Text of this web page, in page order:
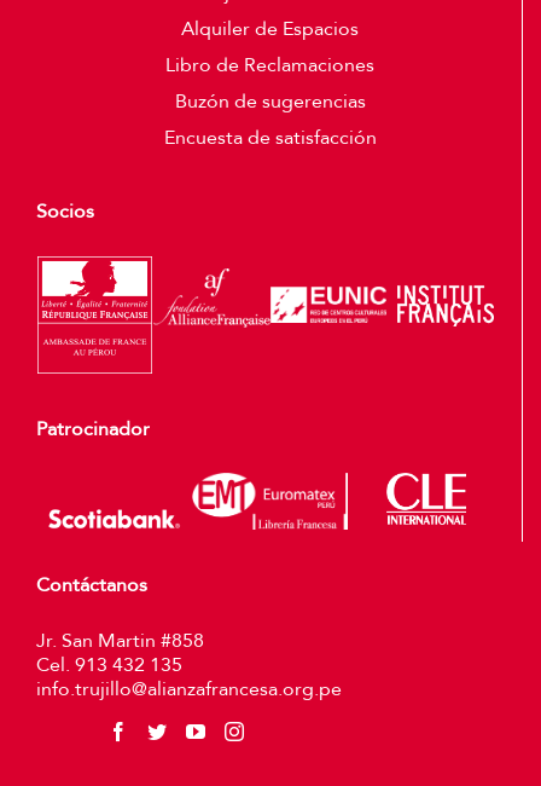
Alquiler de Espacios
Libro de Reclamaciones
Buzón de sugerencias
Encuesta de satisfacción
Socios
Patrocinador
Contáctanos
Jr. San Martin #858
Cel. 913 432 135
info.trujillo@alianzafrancesa.org.pe